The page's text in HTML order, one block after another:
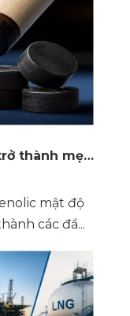
Làm thế nào que Phenolic trở thành mẹo Cue chống mài mòn ưu tú
mật độ
các đầ...